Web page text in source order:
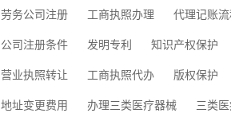
劳务公司注册
工商执照办理 代理记账
公司注册条件
发明专利 知识产权保护
营业执照转让
工商执照代办 版权保护
地址变更费用
办理三类医疗器械 三类